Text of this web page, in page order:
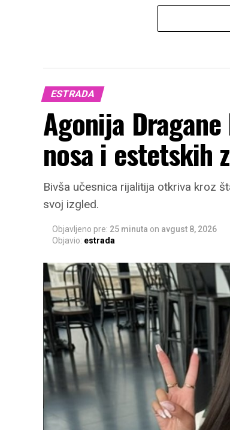
ESTRADA
Agonija
nosa i estetskih
Bivša učesnica rijalitija otkriva kroz
svoj izgled.
Objavljeno pre: 25 minuta on avgust 8, 2026
Objavio: estrada